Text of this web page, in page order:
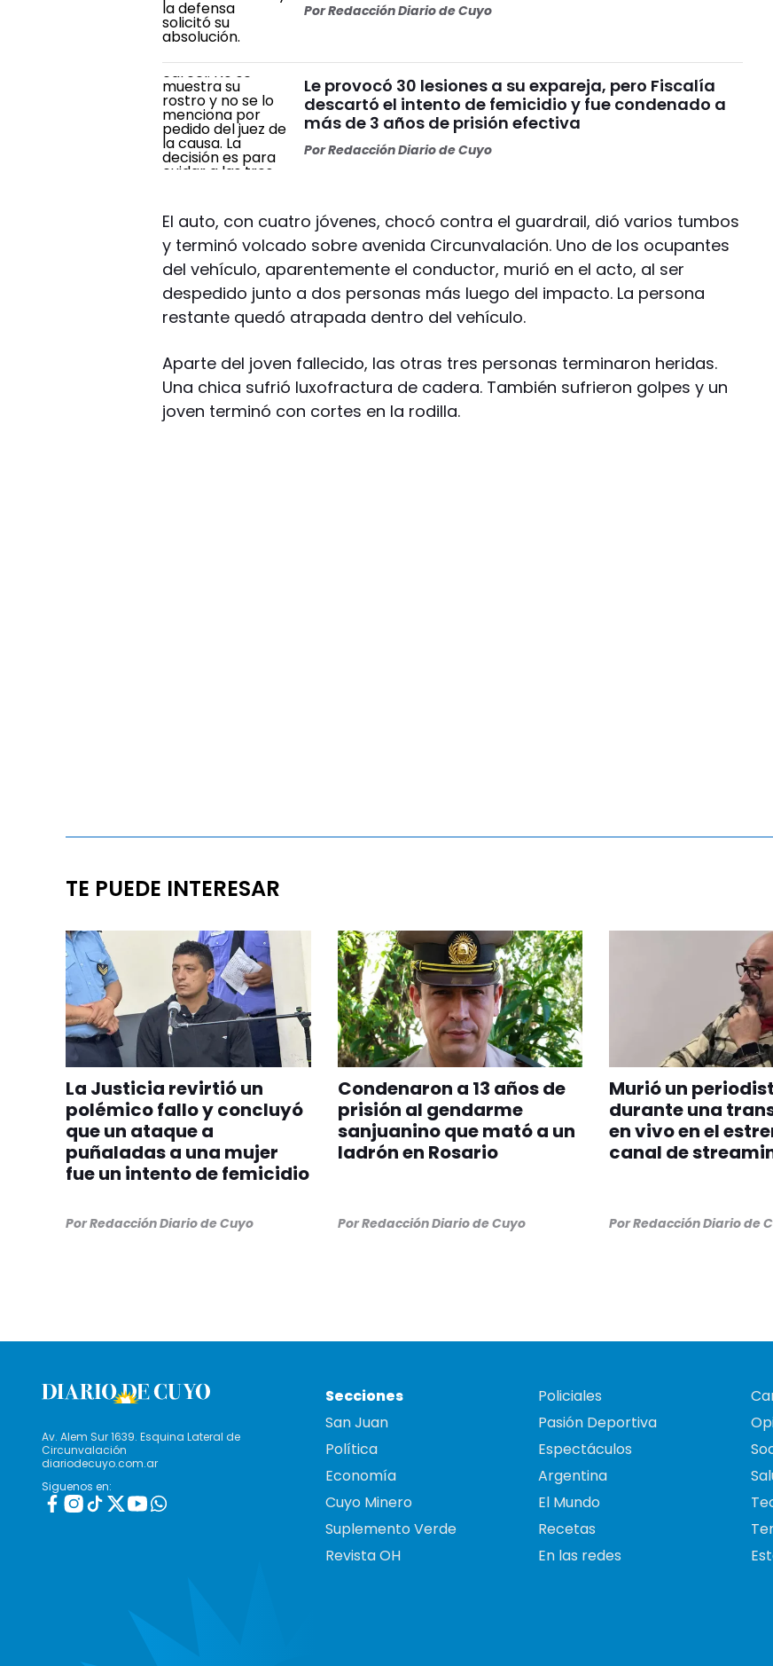
PorRedacción Diario de Cuyo
Le provocó 30 lesiones a su expareja, pero Fiscalía
descartó el intento de femicidio y fue condenado a
más de 3 años de prisión efectiva
PorRedacción Diario de Cuyo
El auto, con cuatro jóvenes, chocó contra el guardrail, dió varios tumbos
y terminó volcado sobre avenida Circunvalación. Uno de los ocupantes
del vehículo, aparentemente el conductor, murió en el acto, al ser
despedido junto a dos personas más luego del impacto. La persona
restante quedó atrapada dentro del vehículo.
Aparte del joven fallecido, las otras tres personas terminaron heridas.
Una chica sufrió luxofractura de cadera. También sufrieron golpes y un
joven terminó con cortes en la rodilla.
TE PUEDE INTERESAR
La Justicia revirtió un
polémico fallo y concluyó
que un ataque a
puñaladas a una mujer
fue un intento de femicidio
PorRedacción Diario de Cuyo
Condenaron a 13 años de
prisión al gendarme
sanjuanino que mató a un
ladrón en Rosario
PorRedacción Diario de Cuyo
Murió un
durante una
en vivo en el
canal de
PorRedacción Diario de
Av. Alem Sur 1639. Esquina Lateral de
Circunvalación
diariodecuyo.com.ar
Siguenos en:
Secciones
San Juan
Política
Economía
Cuyo Minero
Suplemento Verde
Revista OH
Policiales
Pasión Deportiva
Espectáculos
Argentina
El Mundo
Recetas
En las redes